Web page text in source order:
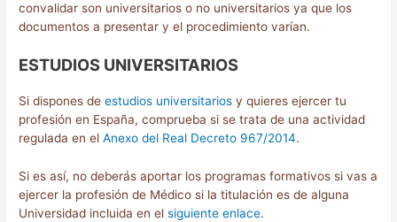
convalidar son universitarios o no universitarios ya que los
documentos a presentar y el procedimiento varían.
ESTUDIOS UNIVERSITARIOS
Si dispones deestudios universitariosy quieres ejercer tu
profesión en España, comprueba si se trata de una actividad
regulada en elAnexo del Real Decreto 967/2014.
Si es así, no deberás aportar los programas formativos si vas a
ejercer la profesión de Médico si la titulación es de alguna
Universidad incluida en elsiguiente enlace.